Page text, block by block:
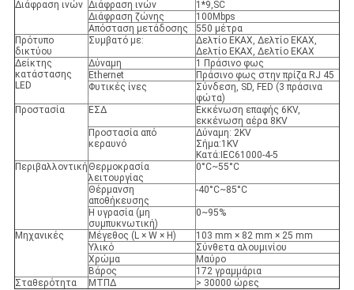
Διάφραση ινών Διάφραση ινών
1*9,SC
Διάφραση ζώνης
100Mbps
Απόσταση μετάδοσης
550 μέτρα
Πρότυπο
δικτύου
Συμβατό με:
Δελτίο ΕΚΑΧ, Δελτίο ΕΚΑΧ,
Δελτίο ΕΚΑΧ, Δελτίο ΕΚΑΧ
Δείκτης
κατάστασης
LED
Δύναμη
1 Πράσινο φως
Ethernet
Πράσινο φως στην πρίζα RJ 45
Φυτικές ίνες
Σύνδεση, SD, FED (3 πράσινα
φώτα)
Προστασία
ΕΣΔ
Εκκένωση επαφής 6KV,
εκκένωση αέρα 8KV
Προστασία από
κεραυνό
Δύναμη: 2KV
Σήμα:1KV
Κατά:IEC61000-4-5
Περιβαλλοντική Θερμοκρασία
λειτουργίας
0°C~55°C
Θέρμανση
αποθήκευσης
-40°C~85°C
Η υγρασία (μη
συμπυκνωτική)
0~95%
Μηχανικές Μέγεθος (L × W × H)
103 mm × 82 mm × 25 mm
Υλικό
Σύνθετα αλουμινίου
Χρώμα
Μαύρο
Βάρος
172 γραμμάρια
Σταθερότητα
ΜΤΠΔ > 30000 ώρες